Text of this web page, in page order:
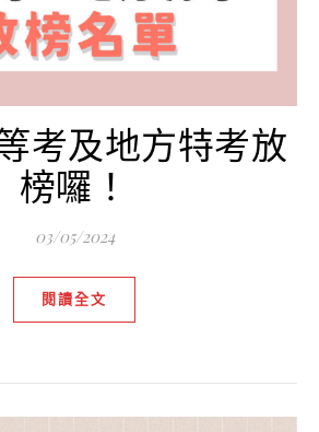
考及地方特考放
榜囉！
03/05/2024
閱讀全文